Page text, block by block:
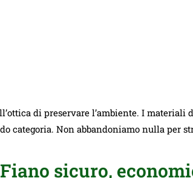
di preservare l’ambiente. I
categoria. Non abbandoniamo nulla per
sicuro,